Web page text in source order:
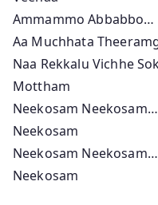
Ammammo Abbabbo…
Aa Muchhata
Naa Rekkalu Vichhe
Mottham
Neekosam
Neekosam
Neekosam
Neekosam